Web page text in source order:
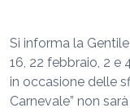
Si informa la
16, 22 febbraio, 2 e
in occasione delle
Carnevale” non